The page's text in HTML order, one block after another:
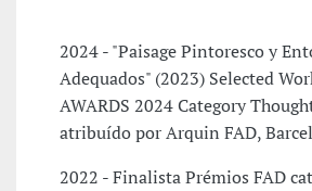
2024 - "Paisage Pintoresco y
Adequados" (2023) Selected
AWARDS 2024 Category
atribuído por Arquin FAD,
2022 - Finalista Prémios FAD